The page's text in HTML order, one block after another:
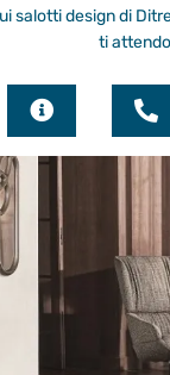
salotti design di
ti